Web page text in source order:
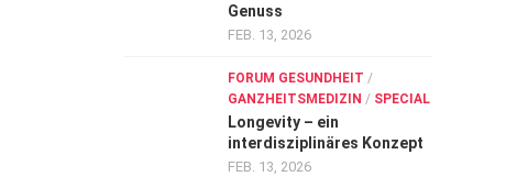
Genuss
FEB. 13, 2026
FORUM GESUNDHEIT /
GANZHEITSMEDIZIN / SPECIAL
Longevity – ein
interdisziplinäres Konzept
FEB. 13, 2026